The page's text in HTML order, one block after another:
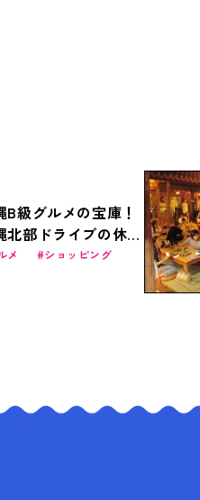
B級グルメの宝庫！
北部ドライブの休憩
ット「道の駅許田」
メ ショッピング